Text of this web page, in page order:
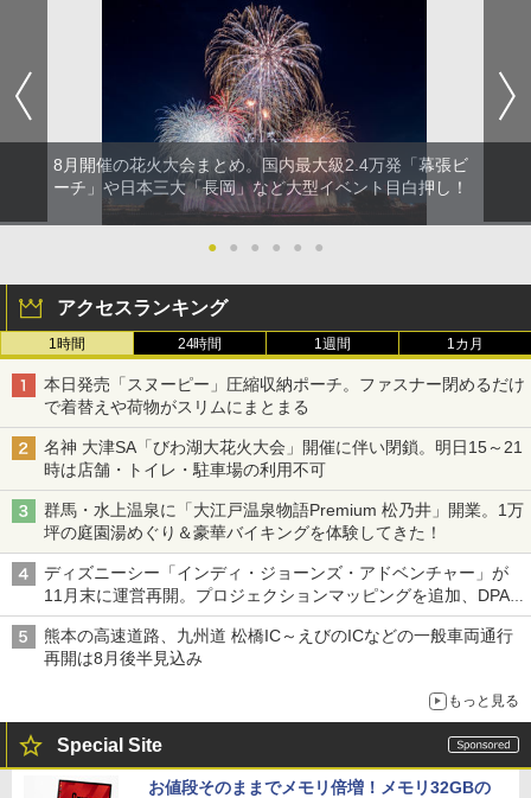
8月開催の花火大会まとめ。国内最大級2.4万発「幕張ビ
ーチ」や日本三大「長岡」など大型イベント目白押し！
● ● ● ● ● ●
アクセスランキング
1時間 24時間 1週間 1カ月
本日発売「スヌーピー」圧縮収納ポーチ。ファスナー閉めるだけ
で着替えや荷物がスリムにまとまる
名神 大津SA「びわ湖大花火大会」開催に伴い閉鎖。明日15～21
時は店舗・トイレ・駐車場の利用不可
群馬・水上温泉に「大江戸温泉物語Premium 松乃井」開業。1万
坪の庭園湯めぐり＆豪華バイキングを体験してきた！
ディズニーシー「インディ・ジョーンズ・アドベンチャー」が
11月末に運営再開。プロジェクションマッピングを追加、DPA
は1500円
熊本の高速道路、九州道 松橋IC～えびのICなどの一般車両通行
再開は8月後半見込み
もっと見る
Special Site
お値段そのままでメモリ倍増！メモリ32GBの